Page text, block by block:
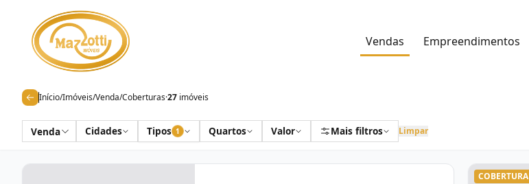
Vendas Empreendimentos
Início/Imóveis/Venda/Coberturas·27 imóveis
Venda Cidades Tipos 1 Quartos Valor Mais filtros Limpar
COBERTURA